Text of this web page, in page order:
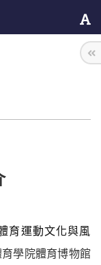
育運動文化與風
學院體育博物館